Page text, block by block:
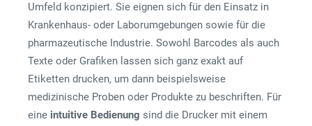
Umfeld konzipiert. Sie eignen sich für den Einsatz in
Krankenhaus- oder Laborumgebungen sowie für die
pharmazeutische Industrie. Sowohl Barcodes als auch
Texte oder Grafiken lassen sich ganz exakt auf
Etiketten drucken, um dann beispielsweise
medizinische Proben oder Produkte zu beschriften. Für
eine intuitive Bedienung sind die Drucker mit einem